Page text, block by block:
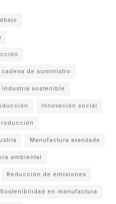
de suministro
Industria sostenible
Innovación social
Manufactura avanzada
ambiental
Reducción de emisiones
Sostenibilidad en manufactura